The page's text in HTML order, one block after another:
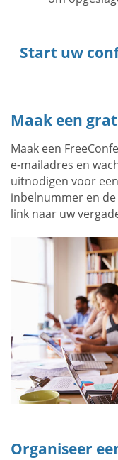
Start uw
Maak een
Maak een
e-mailadres en
uitnodigen voor
inbelnummer en
link naar uw
Organiseer